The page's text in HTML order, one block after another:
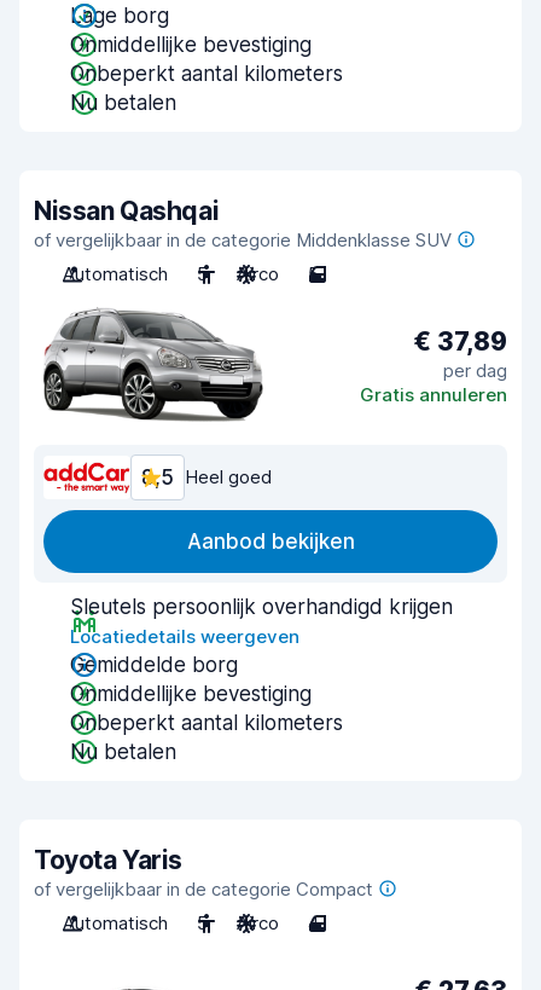
Lage borg
Onmiddellijke bevestiging
Onbeperkt aantal kilometers
Nu betalen
Nissan Qashqai
of vergelijkbaar in de categorie Middenklasse SUV
Automatisch
5 Airco 5
€ 37,89
per dag
Gratis annuleren
8,5 Heel goed
Aanbod bekijken
Sleutels persoonlijk overhandigd krijgen
Locatiedetails weergeven
Gemiddelde borg
Onmiddellijke bevestiging
Onbeperkt aantal kilometers
Nu betalen
Toyota Yaris
of vergelijkbaar in de categorie Compact
Automatisch
5 Airco 4